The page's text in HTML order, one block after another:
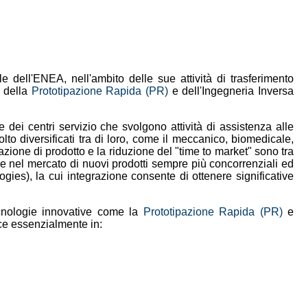
dell'ENEA, nell'ambito delle sue attività di trasferimento
della Prototipazione Rapida (PR) e dell'Ingegneria Inversa
dei centri servizio che svolgono attività di assistenza alle
diversificati tra di loro, come il meccanico, biomedicale,
di prodotto e la riduzione del "time to market" sono tra
mercato di nuovi prodotti sempre più concorrenziali ed
la cui integrazione consente di ottenere significative
innovative come la
Prototipazione Rapida (PR)e
essenzialmente in: